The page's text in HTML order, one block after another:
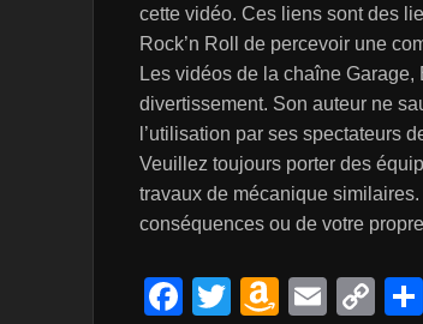
cette vidéo. Ces liens sont des
Rock’n Roll de percevoir une
Les vidéos de la chaîne
divertissement. Son auteur ne
l’utilisation par ses spectateurs
Veuillez toujours porter des
travaux de mécanique
conséquences ou de votre
F
T
A
E
C